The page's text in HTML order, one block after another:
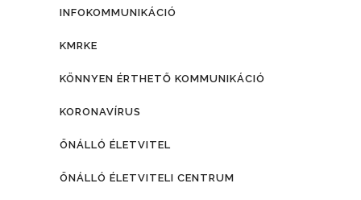
INFOKOMMUNIKÁCIÓ
KMRKE
KÖNNYEN ÉRTHETŐ KOMMUNIKÁCIÓ
KORONAVÍRUS
ÖNÁLLÓ ÉLETVITEL
ÖNÁLLÓ ÉLETVITELI CENTRUM